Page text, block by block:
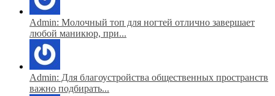
Admin: Молочный топ для ногтей отлично завершает
любой маникюр, при...
Admin: Для благоустройства общественных пространств
важно подбирать...